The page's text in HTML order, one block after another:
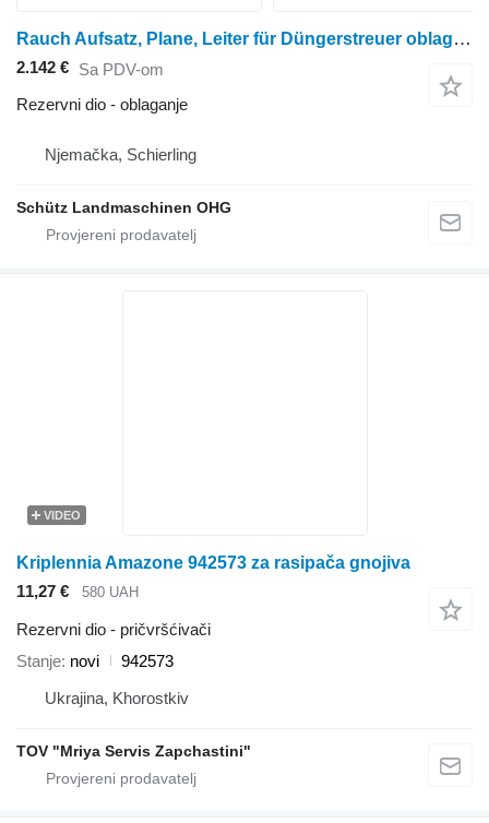
Rauch Aufsatz, Plane, Leiter für Düngerstreuer oblaganje za rasipača gnojiva
2.142 € Sa PDV-om
Rezervni dio - oblaganje
Njemačka, Schierling
Schütz Landmaschinen OHG
VIDEO
Kriplennia Amazone 942573 za rasipača gnojiva
11,27 €
580 UAH
Rezervni dio - pričvršćivači
Stanje novi
942573
Ukrajina, Khorostkiv
TOV "Mriya Servis Zapchastini"